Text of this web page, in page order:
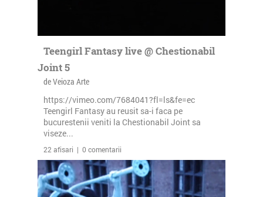
Teengirl Fantasy live @ Chestionabil
Joint 5
de Veioza Arte
https://vimeo.com/7684041?fl=ls&fe=ec
Teengirl Fantasy au reusit sa-i faca pe
bucurestenii veniti la Chestionabil Joint sa
viseze...
22 afisari | 0 comentarii